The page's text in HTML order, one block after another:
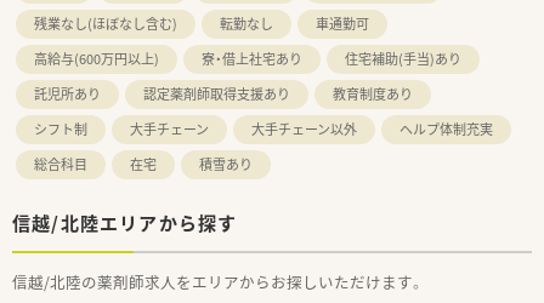
残業なし(ほぼなし含む)
転勤なし
車通勤可
高給与(600万円以上)
寮・借上社宅あり
住宅補助(手当)あり
託児所あり
認定薬剤師取得支援あり
教育制度あり
シフト制
大手チェーン 大手チェーン以外
ヘルプ体制充実
総合科目
在宅 積雪あり
信越/北陸エリアから探す
信越/北陸の薬剤師求人をエリアからお探しいただけます。